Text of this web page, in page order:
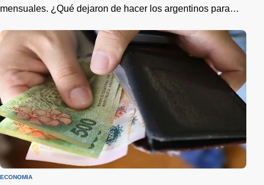
mensuales. ¿Qué dejaron de hacer los argentinos para
ECONOMÍA